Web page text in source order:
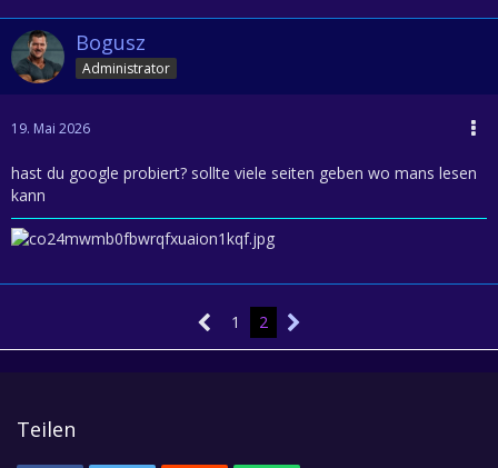
Bogusz
Administrator
19. Mai 2026
hast du google probiert? sollte viele seiten geben wo mans lesen
kann
1 2
Teilen